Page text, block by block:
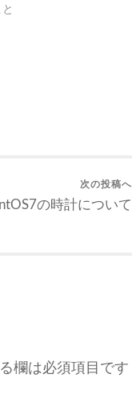
次の投稿へ
の時計について
欄は必須項目です